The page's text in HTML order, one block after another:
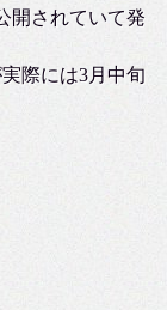
開されていて発
際には3月中旬